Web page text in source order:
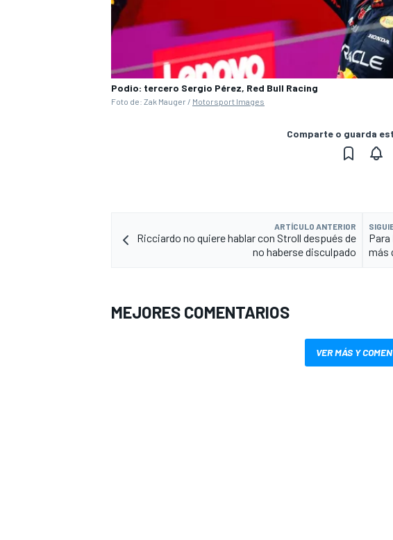
Podio: tercero Sergio Pérez, Red Bull Racing
Foto de: Zak Mauger / Motorsport Images
Comparte o guarda
ARTÍCULO ANTERIOR
Ricciardo no quiere hablar con Stroll después de
no haberse disculpado
más
MEJORES COMENTARIOS
VER MÁS Y